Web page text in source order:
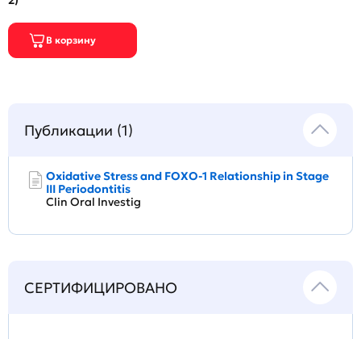
Публикации (1)
Oxidative Stress and FOXO-1 Relationship in Stage
III Periodontitis
Clin Oral Investig
СЕРТИФИЦИРОВАНО